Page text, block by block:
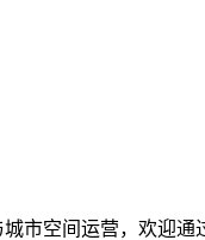
市空间运营，欢迎通